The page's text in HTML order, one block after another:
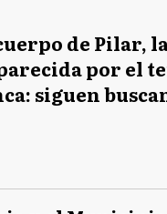
de Pilar,
por el
siguen